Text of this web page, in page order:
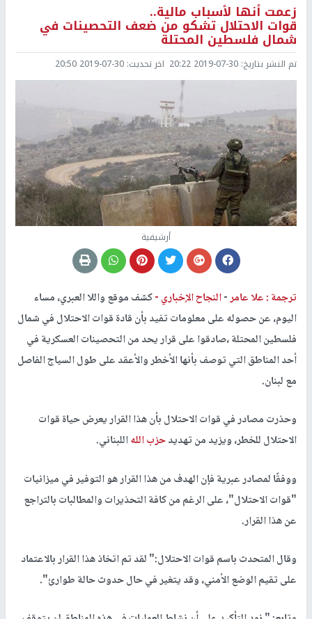
زعمت أنها لأسباب مالية..
قوات الاحتلال تشكو من ضعف التحصينات في
شمال فلسطين المحتلة
تم النشر بتاريخ: 2019-07-30 20:22 اخر تحديث: 2019-07-30 20:50
أرشيفية
ترجمة : علا عامر-النجاح الإخباري -كشف موقع واللا العبري، مساء
اليوم، عن حصوله على معلومات تفيد بأن قادة قوات الاحتلال في شمال
فلسطين المحتلة ،صادقوا على قرار يحد من التحصينات العسكرية في
أحد المناطق التي توصف بأنها الأخطر والأعقد على طول السياج الفاصل
مع لبنان.
وحذرت مصادر في قوات الاحتلال بأن هذا القرار يعرض حياة قوات
الاحتلال للخطر، ويزيد من تهديدحزب اللهاللبناني.
ووفقًا لمصادر عبرية فإن الهدف من هذا القرار هو التوفير في ميزانيات
"قوات الاحتلال"، على الرغم من كافة التحذيرات والمطالبات بالتراجع
عن هذا القرار.
وقال المتحدث باسم قوات الاحتلال:" لقد تم اتخاذ هذا القرار بالاعتماد
على تقيم الوضع الأمني، وقد يتغير في حال حدوث حالة طوارئ".